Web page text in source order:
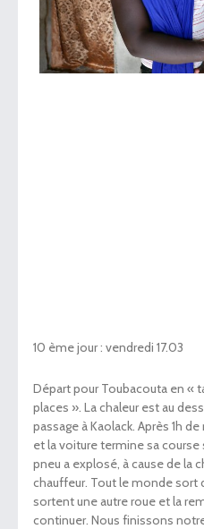
10 ème jour : vendredi 17.03
Départ pour Toubacouta en «
places ». La chaleur est au
passage à Kaolack. Après 1h
et la voiture termine sa course
pneu a explosé, à cause de la
chauffeur. Tout le monde sort
sortent une autre roue et la
continuer. Nous finissons